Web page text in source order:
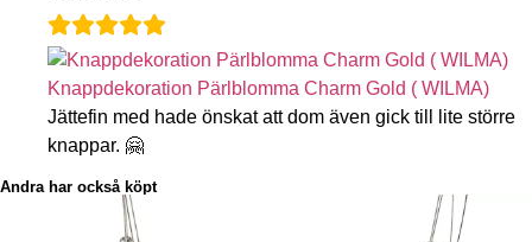
Knappdekoration Pärlblomma Charm Gold ( WILMA)
Jättefin med hade önskat att dom även gick till lite större
knappar. 🤗
Andra har också köpt